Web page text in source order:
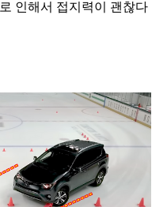
인해서 접지력이 괜찮다